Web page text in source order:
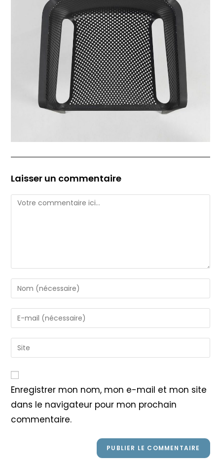
Laisser un commentaire
Comment
Enter
your
name
or
to
comment
Enter
your
email
address
Saisir
l’URL
votre
site
(facultatif)
Enregistrer mon nom, mon e-mail et mon site
dans le navigateur pour mon prochain
commentaire.